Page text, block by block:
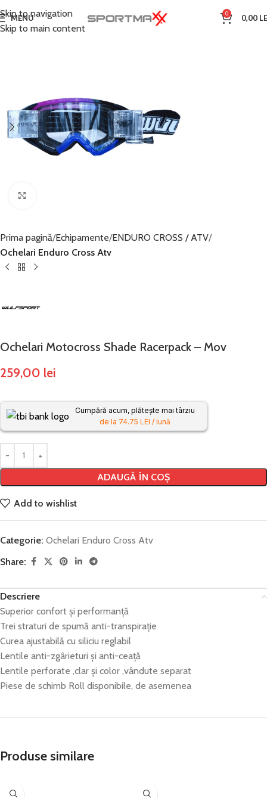
Skip to navigation
Skip to main content
MENU 0 0,00
Prima pagină Echipamente ENDURO CROSS / ATV
Ochelari Enduro Cross Atv
Ochelari Motocross Shade Racerpack – Mov
259,00 lei
ADAUGĂ ÎN COȘ
Cumpără acum, plătește mai târziu
de la 74.75 LEI / lună
Add to wishlist
Categorie: Ochelari Enduro Cross Atv
Share:
Descriere
Superior confort și performanță
Trei straturi de spumă anti-transpirație
Curea ajustabilă cu siliciu reglabil
Lentile anti-zgârieturi și anti-ceață
Lentile perforate ,clar și color ,vândute separat
Piese de schimb Roll disponibile, de asemenea
Produse similare